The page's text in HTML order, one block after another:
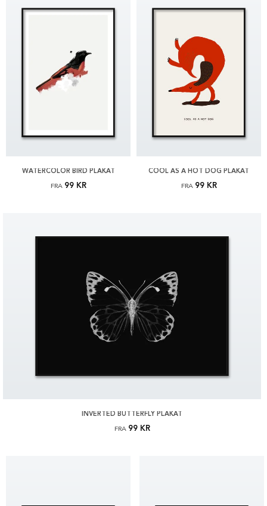
WATERCOLOR BIRD PLAKAT
FRA 99 KR
INVERTED BUTTERFLY PLAKAT
FRA 99 KR
COOL AS A HOT DOG PLAKAT
FRA 99 KR